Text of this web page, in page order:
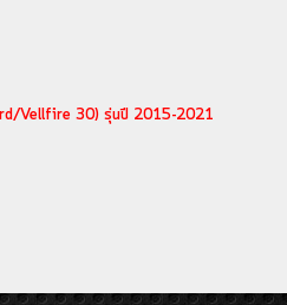
Vellfire 30) รุ่นปี 2015-2021